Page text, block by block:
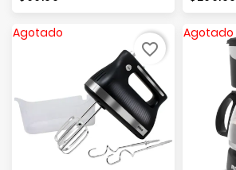
Agotado
favorite_border
Agotado